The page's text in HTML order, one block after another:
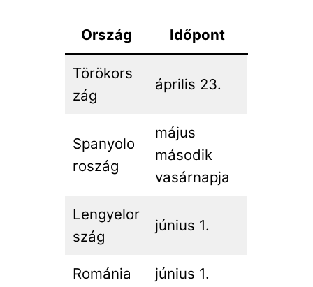
Ország Időpont
Törökors
zág
április 23.
Spanyolo
roszág
május
második
vasárnapja
Lengyelor
szág
június 1.
Románia június 1.